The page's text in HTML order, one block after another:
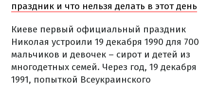
праздник и что нельзя делать в этот день
Киеве первый официальный праздник
Николая устроили 19 декабря 1990 для 700
мальчиков и девочек – сирот и детей из
многодетных семей. Через год, 19 декабря
1991, попыткой Всеукраинского